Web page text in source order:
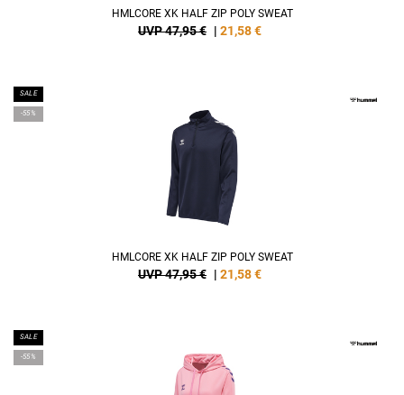
HMLCORE XK HALF ZIP POLY SWEAT
UVP 47,95 € | 21,58€
SALE
-55%
HMLCORE XK HALF ZIP POLY SWEAT
UVP 47,95 € | 21,58€
SALE
-55%